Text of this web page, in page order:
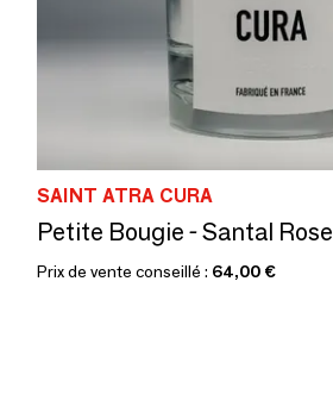
SAINT ATRA CURA
Petite Bougie - Santal Rose
Prix de vente conseillé : 64,00 €